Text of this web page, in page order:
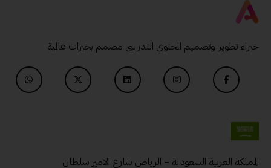
خبراء تطوير وتصميم المحتوي التدريبى مصمم بخبرات عالمية
المملكة العربية السعودية – الرياض شارع الامير سلطان